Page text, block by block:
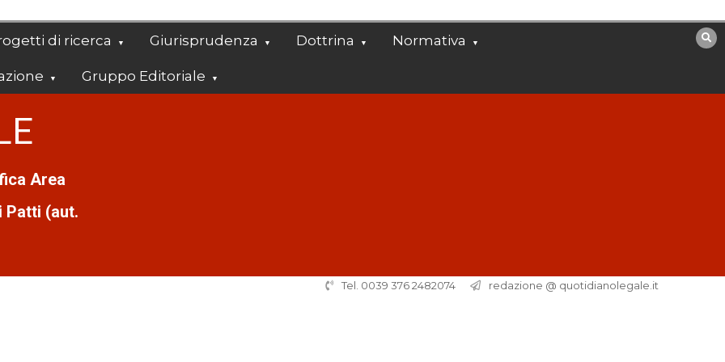
di ricerca Giurisprudenza Dottrina Normativa
Gruppo Editoriale
Area
Patti (aut.
Tel. 0039 376 2482074 redazione @ quotidianolegale.it